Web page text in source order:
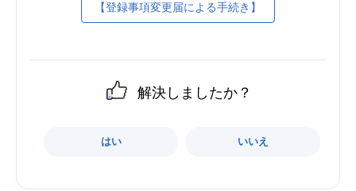
【登録事項変更届による手続き】
解決しましたか？
はい いいえ